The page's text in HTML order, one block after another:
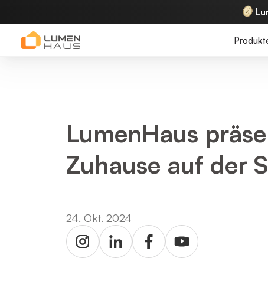
LumenHaus
Zuhause auf der
24. Okt. 2024